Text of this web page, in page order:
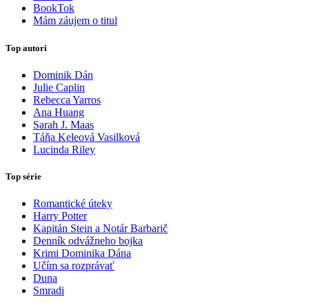
BookTok
Mám záujem o titul
Top autori
Dominik Dán
Julie Caplin
Rebecca Yarros
Ana Huang
Sarah J. Maas
Táňa Keleová Vasilková
Lucinda Riley
Top série
Romantické úteky
Harry Potter
Kapitán Stein a Notár Barbarič
Denník odvážneho bojka
Krimi Dominika Dána
Učím sa rozprávať
Duna
Smradi